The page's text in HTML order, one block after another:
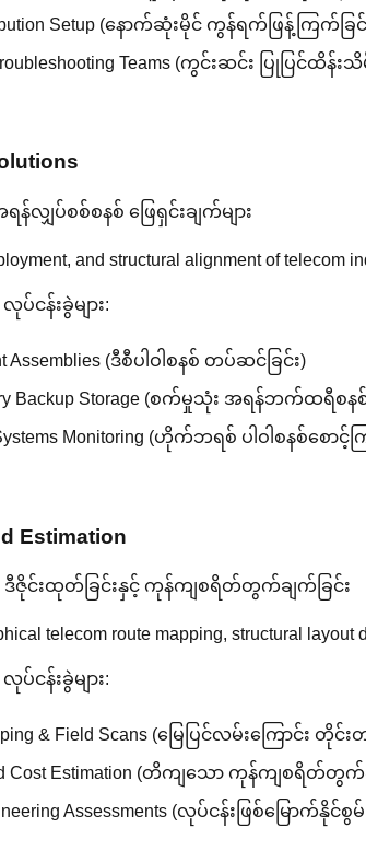
Setup (နောက်ဆုံးမိုင် ကွန်ရက်ဖြန့်ကြက်ခြင်
Teams (ကွင်းဆင်း ပြုပြင်ထိန်းသိ
လျှပ်စစ်စနစ် ဖြေရှင်းချက်များ
and structural alignment of telecom
လုပ်ငန်းခွဲများ:
Assemblies (ဒီစီပါဝါစနစ် တပ်ဆင်ခြင်း)
Backup Storage (စက်မှုသုံး အရန်ဘက်ထရီစန
Monitoring (ဟိုက်ဘရစ် ပါဝါစနစ်စောင့်
Estimation
ဒီဇိုင်းထုတ်ခြင်းနှင့် ကုန်ကျစရိတ်တွက်ချက်ခြင်း
telecom route mapping, structural
လုပ်ငန်းခွဲများ:
& Field Scans (မြေပြင်လမ်းကြောင်း တိုင်း
Cost Estimation (တိကျသော ကုန်ကျစရိတ်တွက်
Assessments (လုပ်ငန်းဖြစ်မြောက်နိုင်စွ